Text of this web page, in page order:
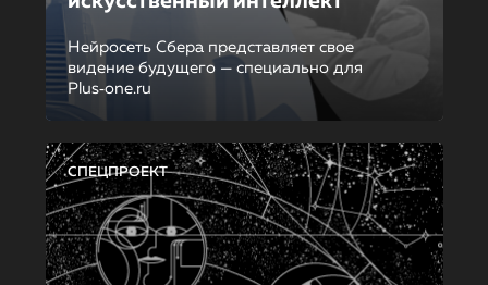
Нейросеть Сбера представляет свое
видение будущего — специально для
Plus‑one.ru
СПЕЦПРОЕКТ